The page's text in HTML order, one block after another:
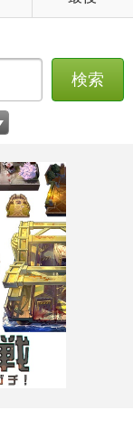
検索